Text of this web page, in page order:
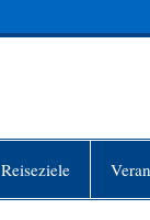
Reiseziele